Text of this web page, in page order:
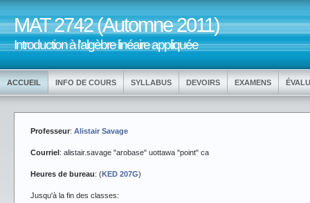
MAT 2742 (Automne 2011)
Introduction à l'algèbre linéaire appliquée
ACCUEIL INFO DE COURS SYLLABUS DEVOIRS EXAMENS
Professeur: Alistair Savage
Courriel: alistair.savage "arobase" uottawa "point" ca
Heures de bureau: (KED 207G)
Jusqu'à la fin des classes: